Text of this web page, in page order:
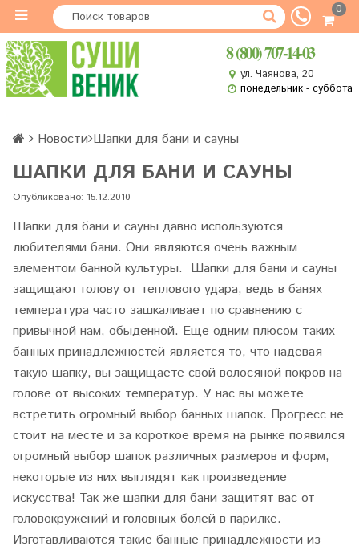
0
8 (800) 707-14-03
ул. Чаянова, 20
понедельник - суббота
Новости Шапки для бани и сауны
ШАПКИ ДЛЯ БАНИ И САУНЫ
Опубликовано: 15.12.2010
Шапки для бани и сауны давно используются
любителями бани. Они являются очень важным
элементом банной культуры. Шапки для бани и сауны
защищают голову от теплового удара, ведь в банях
температура часто зашкаливает по сравнению с
привычной нам, обыденной. Еще одним плюсом таких
банных принадлежностей является то, что надевая
такую шапку, вы защищаете свой волосяной покров на
голове от высоких температур. У нас вы можете
встретить огромный выбор банных шапок. Прогресс не
стоит на месте и за короткое время на рынке появился
огромный выбор шапок различных размеров и форм,
некоторые из них выглядят как произведение
искусства! Так же шапки для бани защитят вас от
головокружений и головных болей в парилке.
Изготавливаются такие банные принадлежности из